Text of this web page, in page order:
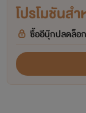
โปรโมชันส
ซื้ออีบุ๊กปลดล็อ